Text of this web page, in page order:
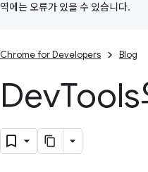
역에는 오류가 있을 수 있습니다.
Chrome for Developers Blog
Dev